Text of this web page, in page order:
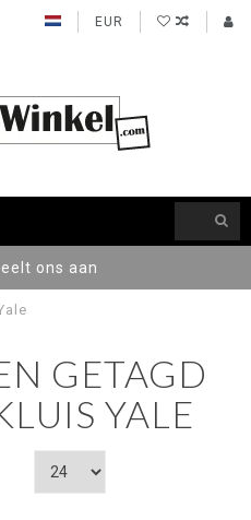
EUR
ons aan
GETAGD
YALE